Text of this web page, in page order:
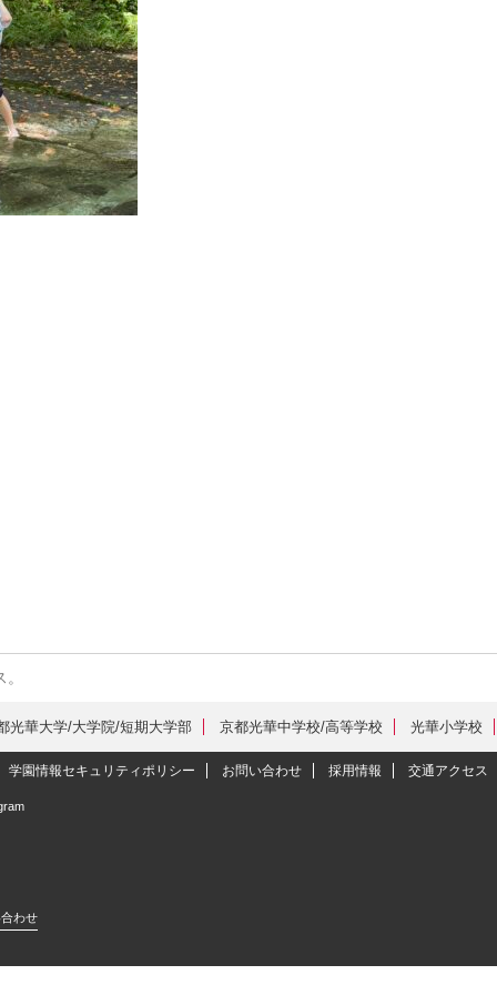
光華大学/大学院/短期大学部 京都光華中学校/高等学校 光華小学校
学園情報セキュリティポリシー お問い合わせ 採用情報 交通アクセス
わせ